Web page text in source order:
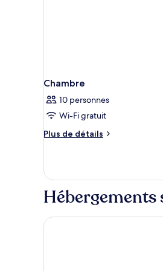
Chambre
10 personnes
Wi-Fi gratuit
Plus de détails
Plus
le
type
de
Chambre
Hébergements
The Shilla Seoul